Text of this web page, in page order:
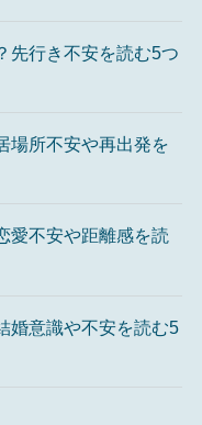
先行き不安を読む5つ
場所不安や再出発を
愛不安や距離感を読
婚意識や不安を読む5